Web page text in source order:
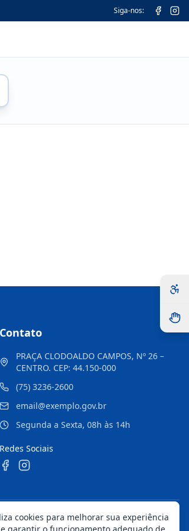
Siga-nos:
Contato
PRAÇA CLODOALDO CAMPOS, Nº 26 –
CENTRO. CEP: 44.150-000
(75) 3236-2600
email@exemplo.gov.br
Segunda a Sexta, 08h às 14h
Redes Sociais
Mapa do Site Notícias Transparência
cookies para melhorar sua experiência